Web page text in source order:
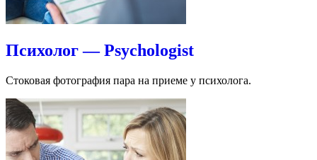
Психолог — Psychologist
Стоковая фотография пара на приеме у психолога.